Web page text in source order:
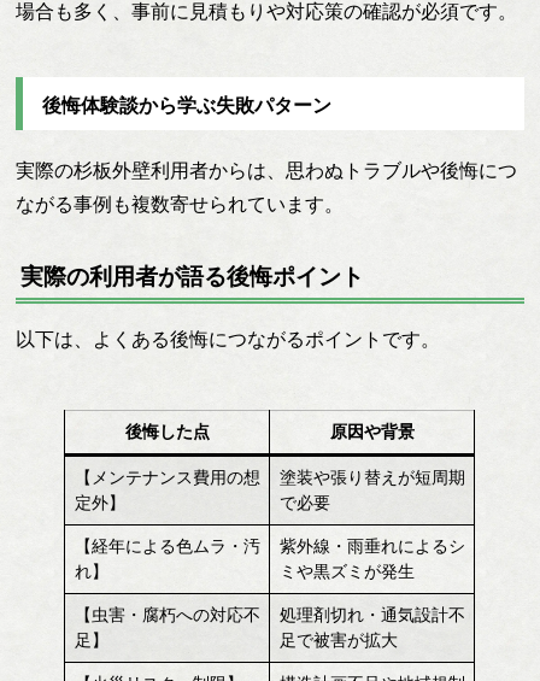
場合も多く、事前に見積もりや対応策の確認が必須です。
後悔体験談から学ぶ失敗パターン
実際の杉板外壁利用者からは、思わぬトラブルや後悔につ
ながる事例も複数寄せられています。
実際の利用者が語る後悔ポイント
以下は、よくある後悔につながるポイントです。
後悔した点 原因や背景
【メンテナンス費用の想
定外】
塗装や張り替えが短周期
で必要
【経年による色ムラ・汚
れ】
紫外線・雨垂れによるシ
ミや黒ズミが発生
【虫害・腐朽への対応不
足】
処理剤切れ・通気設計不
足で被害が拡大